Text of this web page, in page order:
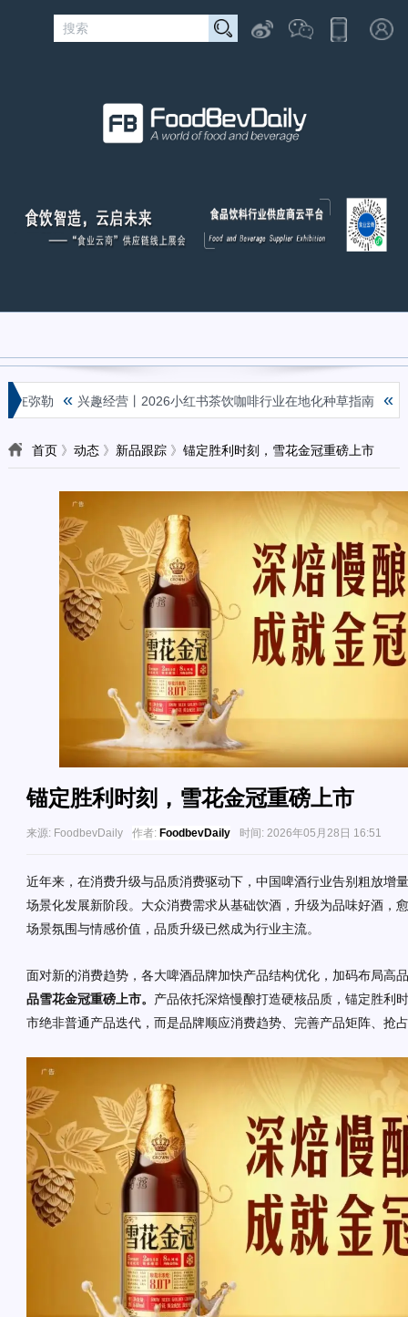
勒 « 兴趣经营丨2026小红书茶饮咖啡行业在地化种草指南 « 从
首页》 动态》 新品跟踪》 锚定胜利时刻，雪花金冠重磅上市
锚定胜利时刻，雪花金冠重磅上市
来源: FoodbevDaily 作者: FoodbevDaily 时间: 2026年05月28日 16:51
近年来，在消费升级与品质消费驱动下，中国啤酒行业告别粗放增
场景化发展新阶段。大众消费需求从基础饮酒，升级为品味好酒，
场景氛围与情感价值，品质升级已然成为行业主流。
面对新的消费趋势，各大啤酒品牌加快产品结构优化，加码布局高
品雪花金冠重磅上市。 产品依托深焙慢酿打造硬核品质，锚定胜利
市绝非普通产品迭代，而是品牌顺应消费趋势、完善产品矩阵、抢